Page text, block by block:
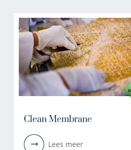
Clean Membrane
Lees meer